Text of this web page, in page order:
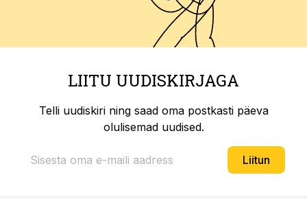
LIITU UUDISKIRJAGA
Telli uudiskiri ning saad oma postkasti päeva
olulisemad uudised.
Liitun